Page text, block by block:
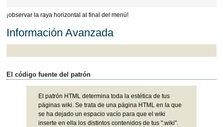
¡observar la raya horizontal al final del menú!
Información Avanzada
El código fuente del patrón
El patrón HTML determina toda la estética de tus
páginas wiki. Se trata de una página HTML en la que
se ha dejado un espacio vacío para que el wiki
inserte en ella los distintos contenidos de tus ".wiki".